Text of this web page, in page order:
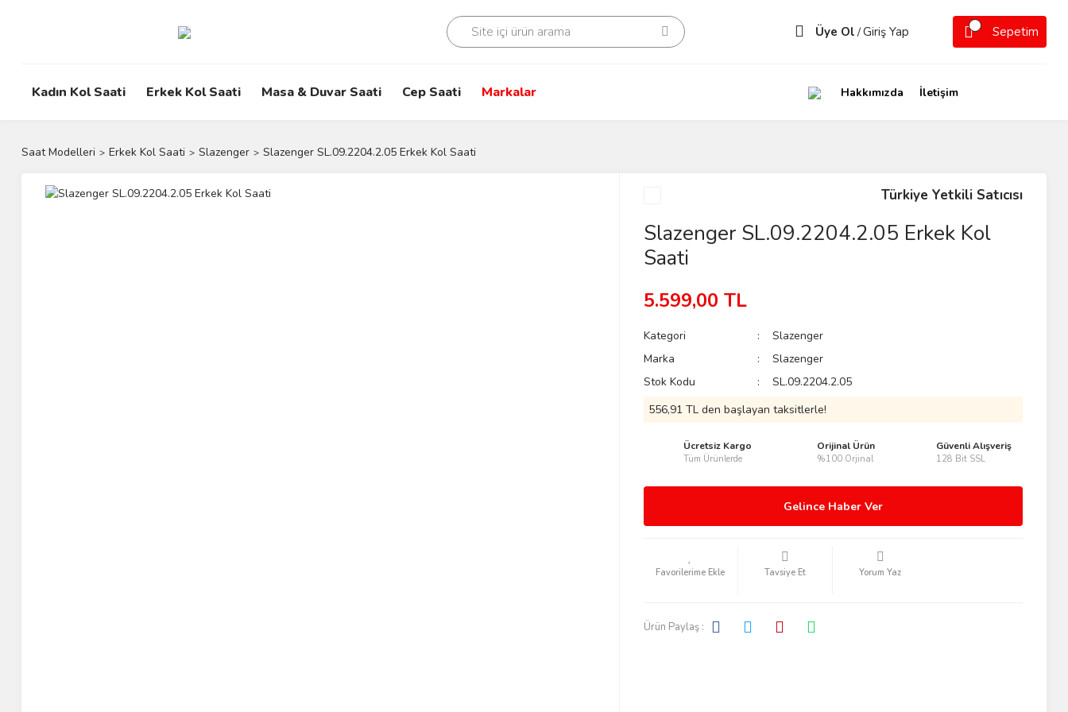
Üye Ol /Giriş Yap Sepetim
Kadın Kol Saati Erkek Kol Saati Masa & Duvar Saati Cep Saati Markalar Hakkımızda İletişim
Saat Modelleri Erkek Kol Saati Slazenger Slazenger SL.09.2204.2.05 Erkek Kol Saati
Türkiye Yetkili Satıcısı
Slazenger SL.09.2204.2.05 Erkek Kol
Saati
5.599,00 TL
Kategori
Slazenger
Marka
Slazenger
Stok Kodu
SL.09.2204.2.05
556,91 TL den başlayan taksitlerle!
Ücretsiz Kargo
Tüm Ürünlerde
Orijinal Ürün
%100 Orjinal
Güvenli Alışveriş
128 Bit SSL
Gelince Haber Ver
Tavsiye Et Yorum Yaz
Ürün Paylaş :